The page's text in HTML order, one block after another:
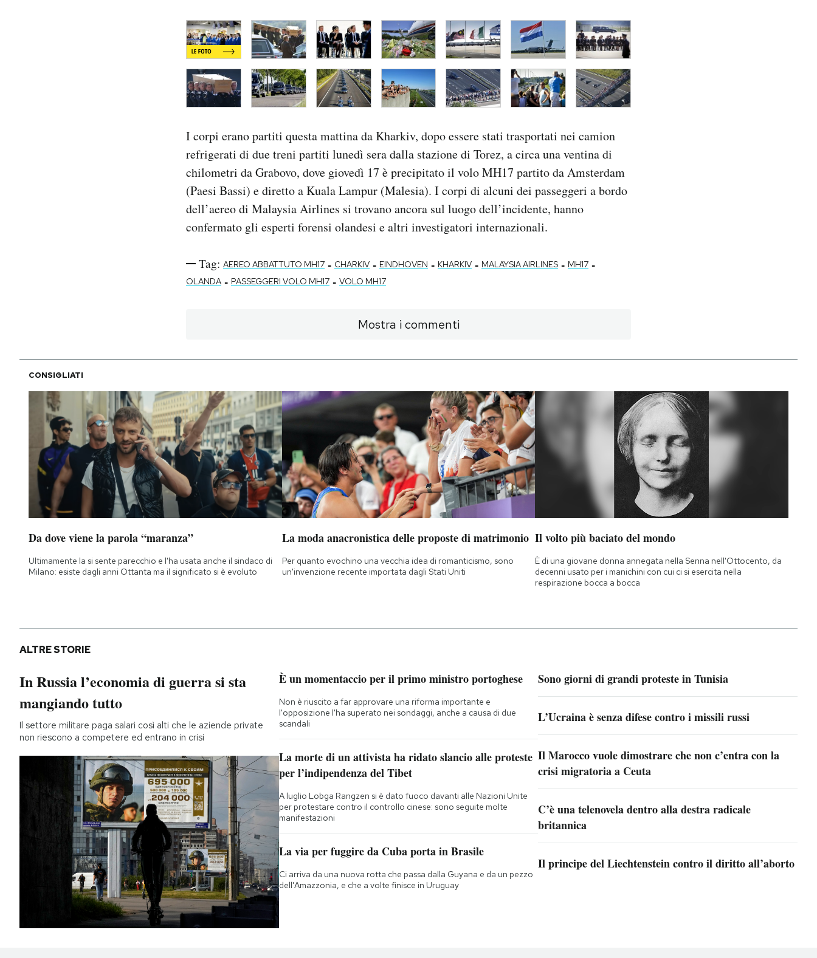
I corpi erano partiti questa mattina da Kharkiv, dopo essere stati trasportati nei camion
refrigerati di due treni partiti lunedì sera dalla stazione di Torez, a circa una ventina di
chilometri da Grabovo, dove giovedì 17 è precipitato il volo MH17 partito da Amsterdam
(Paesi Bassi) e diretto a Kuala Lampur (Malesia). I corpi di alcuni dei passeggeri a bordo
dell’aereo di Malaysia Airlines si trovano ancora sul luogo dell’incidente, hanno
confermato gli esperti forensi olandesi e altri investigatori internazionali.
Tag: AEREO ABBATTUTO MH17 - CHARKIV - EINDHOVEN - KHARKIV - MALAYSIA AIRLINES - MH17 -
OLANDA - PASSEGGERI VOLO MH17 - VOLO MH17
Mostra i commenti
CONSIGLIATI
Da dove viene la parola “maranza”
Ultimamente la si sente parecchio e l'ha usata anche il sindaco di
Milano: esiste dagli anni Ottanta ma il significato si è evoluto
La moda anacronistica delle proposte di matrimonio
Per quanto evochino una vecchia idea di romanticismo, sono
un'invenzione recente importata dagli Stati Uniti
Il volto più baciato del mondo
È di una giovane donna annegata nella Senna nell'Ottocento, da
decenni usato per i manichini con cui ci si esercita nella
respirazione bocca a bocca
ALTRE STORIE
In Russia l’economia di guerra si sta
mangiando tutto
Il settore militare paga salari così alti che le aziende private
non riescono a competere ed entrano in crisi
È un momentaccio per il primo ministro portoghese
Non è riuscito a far approvare una riforma importante e
l'opposizione l'ha superato nei sondaggi, anche a causa di due
scandali
La morte di un attivista ha ridato slancio alle proteste
per l’indipendenza del Tibet
A luglio Lobga Rangzen si è dato fuoco davanti alle Nazioni Unite
per protestare contro il controllo cinese: sono seguite molte
manifestazioni
La via per fuggire da Cuba porta in Brasile
Ci arriva da una nuova rotta che passa dalla Guyana e da un pezzo
dell'Amazzonia, e che a volte finisce in Uruguay
Sono giorni di grandi proteste in Tunisia
L’Ucraina è senza difese contro i missili russi
Il Marocco vuole dimostrare che non c’entra con la
crisi migratoria a Ceuta
C’è una telenovela dentro alla destra radicale
britannica
Il principe del Liechtenstein contro il diritto all’aborto